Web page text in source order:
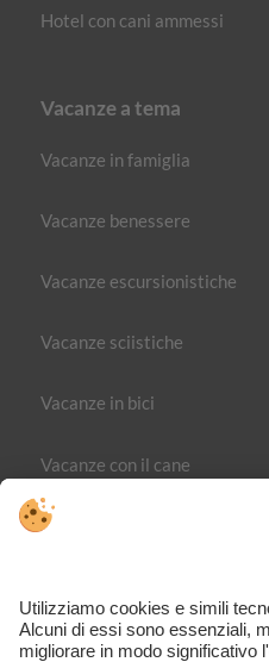
Hotel con cani ammessi
Vacanze a tema
Vacanze in famiglia
Vacanze benessere
Vacanze escursionistiche
Vacanze sciistiche
Vacanze in bici
Vacanze con il cane